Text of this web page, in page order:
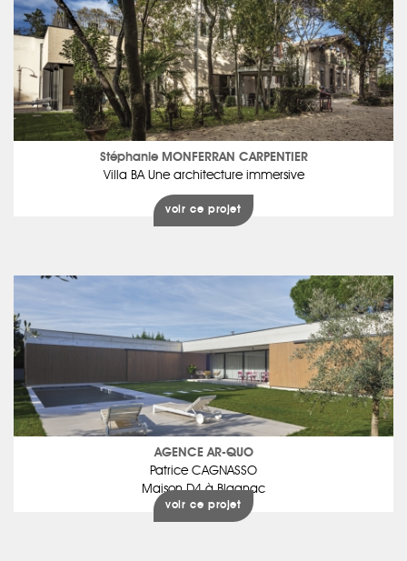
Stéphanie MONFERRAN CARPENTIER
Villa BA Une architecture immersive
voir ce projet
AGENCE AR-QUO
Patrice CAGNASSO
Maison D4 à Blagnac
voir ce projet